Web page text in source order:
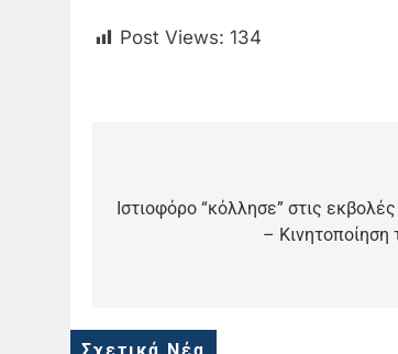
Post Views: 134
άρθρων
Ιστιοφόρο “κόλλησε” στις
– Κινητοποίηση
Ο Παναγιώτης
6